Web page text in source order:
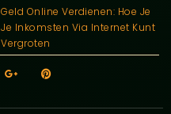
Geld Online Verdienen: Hoe Je
Je Inkomsten Via Internet Kunt
Vergroten